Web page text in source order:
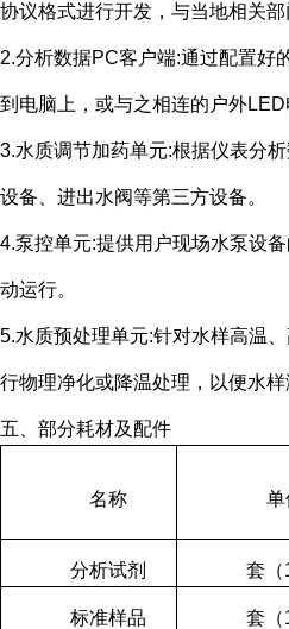
协议格式进行开发，与当地相关部
2.分析数据PC客户端:通过配置好
到电脑上，或与之相连的户外LED
3.水质调节加药单元:根据仪表分
设备、进出水阀等第三方设备。
4.泵控单元:提供用户现场水泵设
动运行。
5.水质预处理单元:针对水样高温
行物理净化或降温处理，以便水样
五、部分耗材及配件
名称 单
分析试剂 套（
标准样品 套（